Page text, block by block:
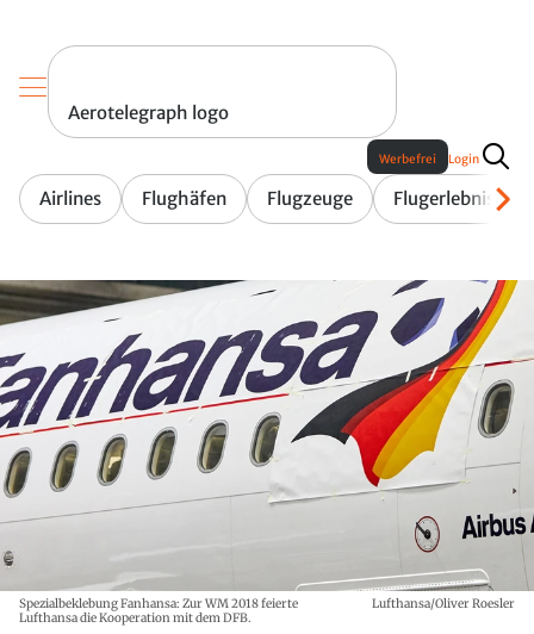
Aerotelegraph logo
Airlines Flughäfen Flugzeuge Flugerlebnis
Werbefrei Login
Spezialbeklebung Fanhansa: Zur WM 2018 feierte
Lufthansa die Kooperation mit dem DFB.
Lufthansa/Oliver Roesler